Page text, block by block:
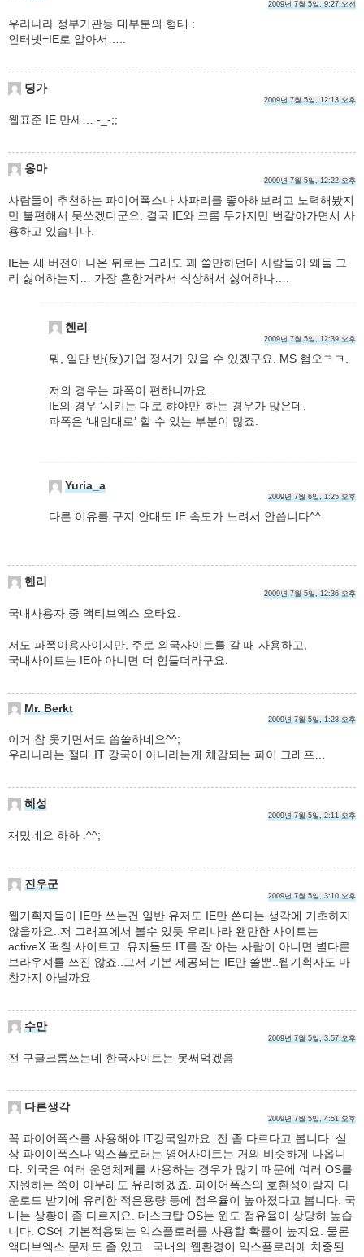
2009년 7월 5일, 9:27 오전
우리나라 정부기관등 대부분의 형태 :
인터넷=IE로 알아서…..
딩가
2009년 7월 5일, 12:13 오후
웹표준 IE 만세… -_-;;
옹마
2009년 7월 5일, 12:22 오후
사람들이 추천하는 파이어폭스나 사파리를 좋아해보려고 노력해봤지
만 불편해서 못쓰겠더군요. 결국 IE와 크롬 두가지만 번갈아가면서 사
용하고 있습니다.
IE는 새 버전이 나온 뒤로는 그래도 꽤 쓸만하던데 사람들이 왜들 그
리 싫어하는지… 가장 흔한거라서 식상해서 싫어하나….
헨리
2009년 7월 5일, 12:39 오후
뭐, 일단 반(反)기업 정서가 있을 수 있겠구요. MS 혐오ㅋㅋ.
저의 경우는 파폭이 편하니까요.
IE의 경우 ‘시키는 대로 햐야만’ 하는 경우가 많은데,
파폭은 ‘내맘대로’ 할 수 있는 부분이 많죠.
Yuria_a
2009년 7월 6일, 1:25 오후
다른 이유를 구지 안대도 IE 속도가 느려서 안씁니다^^
헨리
2009년 7월 5일, 12:36 오후
국내사용자 중 액티브엑스 오타요.
저도 파폭이용자이지만, 주로 외국사이트를 갈 때 사용하고,
국내사이트는 IE아 아니면 더 힘들더라구요.
Mr. Berkt
2009년 7월 5일, 1:28 오후
이거 참 웃기면서도 씁쓸하네요^^;
우리나라는 절대 IT 강국이 아니라는게 체감되는 파이 그래프…
혜성
2009년 7월 5일, 2:11 오후
재밌네요 하하 .^^;
진우군
2009년 7월 5일, 3:10 오후
웹기획자들이 IE만 쓰는건 일반 유저도 IE만 쓴다는 생각에 기초하지
않을까요..저 그래프에서 볼수 있듯 우리나라 왠만한 사이트는
activeX 떡칠 사이트고..유저들도 IT를 잘 아는 사람이 아니면 별다른
브라우져를 쓰진 않죠..그저 기본 제공되는 IE만 쓸뿐..웹기획자도 마
찬가지 아닐까요..
수만
2009년 7월 5일, 3:57 오후
전 구글크롬쓰는데 한국사이트는 못써먹겠음
다른생각
2009년 7월 5일, 4:51 오후
꼭 파이어폭스를 사용해야 IT강국일까요. 전 좀 다르다고 봅니다. 실
상 파이이폭스나 익스플로러는 영어사이트는 거의 비슷하게 나옵니
다. 외국은 여러 운영체제를 사용하는 경우가 많기 때문에 여러 OS를
지원하는 쪽이 아무래도 유리하겠죠. 파이어폭스의 호환성이랄지 다
운로드 받기에 유리한 적은용량 등에 점유율이 높아졌다고 봅니다. 국
내는 상황이 좀 다르지요. 데스크탑 OS는 윈도 점유율이 상당히 높습
니다. OS에 기본적용되는 익스플로러를 사용할 확률이 높지요. 물론
액티브엑스 문제도 좀 있고.. 국내의 웹환경이 익스플로러에 치중된